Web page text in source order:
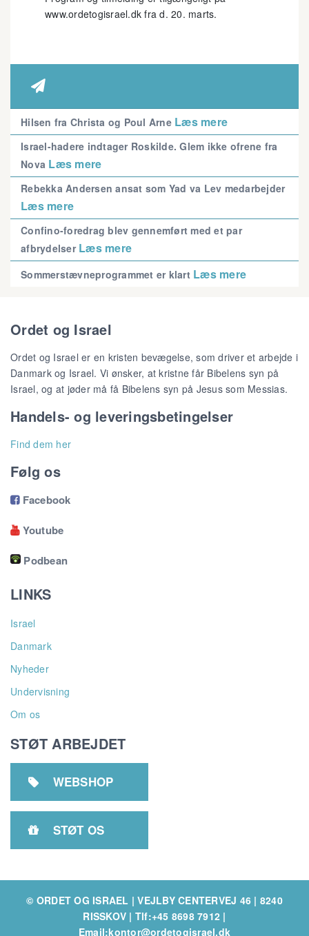
www.ordetogisrael.dk fra d. 20. marts.

Hilsen fra Christa og Poul Arne Læs mere
Israel-hadere indtager Roskilde. Glem ikke ofrene fra
Nova Læs mere
Rebekka Andersen ansat som Yad va Lev medarbejder
Læs mere
Confino-foredrag blev gennemført med et par
afbrydelser Læs mere
Sommerstævneprogrammet er klart Læs mere
Ordet og Israel
Ordet og Israel er en kristen bevægelse, som driver et arbejde i
Danmark og Israel. Vi ønsker, at kristne får Bibelens syn på
Israel, og at jøder må få Bibelens syn på Jesus som Messias.
Handels- og leveringsbetingelser
Find dem her
Følg os
Facebook
Youtube
Podbean
LINKS
Israel
Danmark
Nyheder
Undervisning
Om os
STØT ARBEJDET
 WEBSHOP
 STØT OS
© ORDET OG ISRAEL | VEJLBY CENTERVEJ 46 | 8240
RISSKOV | Tlf:+45 8698 7912 |
Email:kontor@ordetogisrael.dk